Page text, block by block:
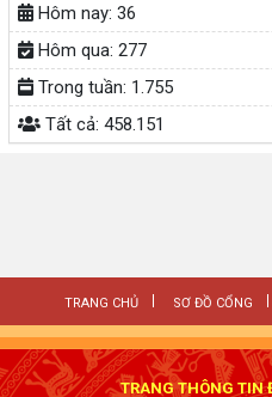
Hôm nay: 36
Hôm qua: 277
Trong tuần: 1.755
Tất cả: 458.151
TRANG CHỦ SƠ ĐỒ CỔNG
TRANG THÔNG TIN